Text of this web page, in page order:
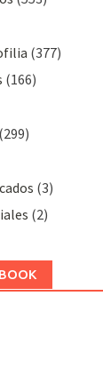
(377)
(166)
(299)
(3)
(2)